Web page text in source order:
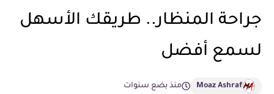
جراحة المنظار.. طريقك الأسهل
لسمع أفضل
Moaz Ashraf منذ بضع سنوات